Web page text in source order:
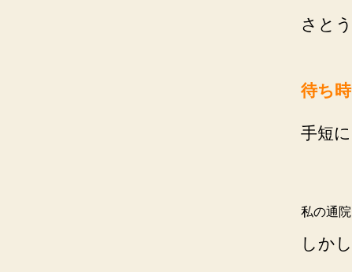
さと
待ち
手短に
私の通
しかし